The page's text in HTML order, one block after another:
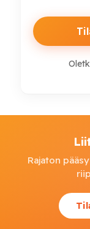
Rajaton